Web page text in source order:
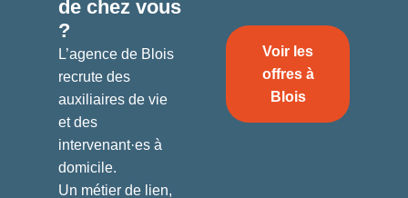
de chez vous
?
L’agence de Blois
recrute des
auxiliaires de vie
et des
intervenant·es à
domicile.
Un métier de lien,
Voir les
offres à
Blois